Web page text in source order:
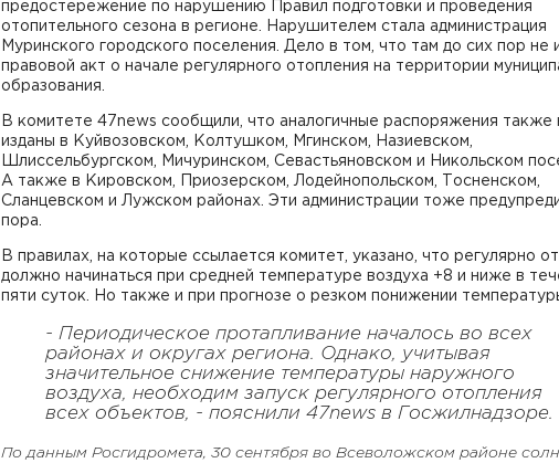
предостережение по нарушению Правил подготовки и проведения
отопительного сезона в регионе. Нарушителем стала администрация
Муринского городского поселения. Дело в том, что там до сих пор не
правовой акт о начале регулярного отопления на территории
образования.
В комитете 47news сообщили, что аналогичные распоряжения также
изданы в Куйвозовском, Колтушком, Мгинском, Назиевском,
Шлиссельбургском, Мичуринском, Севастьяновском и Никольском
А также в Кировском, Приозерском, Лодейнопольском, Тосненском,
Сланцевском и Лужском районах. Эти администрации тоже
пора.
В правилах, на которые ссылается комитет, указано, что регулярно
должно начинаться при средней температуре воздуха +8 и ниже в
пяти суток. Но также и при прогнозе о резком понижении
- Периодическое протапливание началось во всех
районах и округах региона. Однако, учитывая
значительное снижение температуры наружного
воздуха, необходим запуск регулярного отопления
всех объектов, - пояснили 47news в Госжилнадзоре.
По данным Росгидромета, 30 сентября во Всеволожском районе